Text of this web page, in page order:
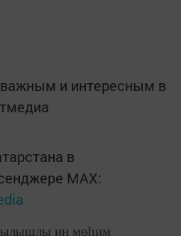
и интересным в
в
MАХ:
иң мөһим